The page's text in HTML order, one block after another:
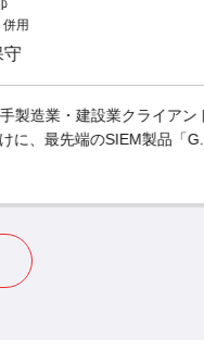
要件定義, 運用
作業内容： 大手企業
するた